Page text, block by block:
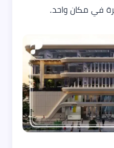
في مكان واحد.